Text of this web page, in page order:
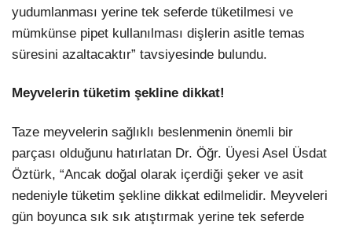
yudumlanması yerine tek seferde tüketilmesi ve
mümkünse pipet kullanılması dişlerin asitle temas
süresini azaltacaktır” tavsiyesinde bulundu.
Meyvelerin tüketim şekline dikkat!
Taze meyvelerin sağlıklı beslenmenin önemli bir
parçası olduğunu hatırlatan Dr. Öğr. Üyesi Asel Üsdat
Öztürk, “Ancak doğal olarak içerdiği şeker ve asit
nedeniyle tüketim şekline dikkat edilmelidir. Meyveleri
gün boyunca sık sık atıştırmak yerine tek seferde